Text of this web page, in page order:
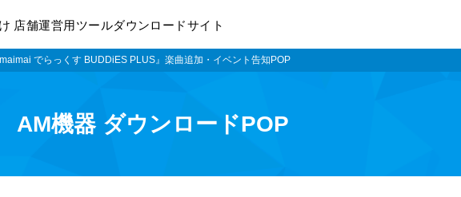
店舗運営用ツールダウンロードサイト
maimai でらっくす BUDDiES PLUS』楽曲追加・イベント告知POP
AM機器 ダウンロードPOP